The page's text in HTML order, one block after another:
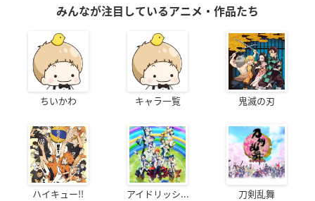
みんなが注目しているアニメ・作品たち
ちいかわ キャラ一覧 鬼滅の刃
ハイキュー!! アイドリッシ... 刀剣乱舞